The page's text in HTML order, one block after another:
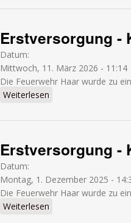
Erstversorgung -
Datum:
Mittwoch, 11. März 2026 - 11:14
Die Feuerwehr Haar wurde zu
Weiterlesen
Erstversorgung -
Datum:
Montag, 1. Dezember 2025 -
Die Feuerwehr Haar wurde zu
Weiterlesen